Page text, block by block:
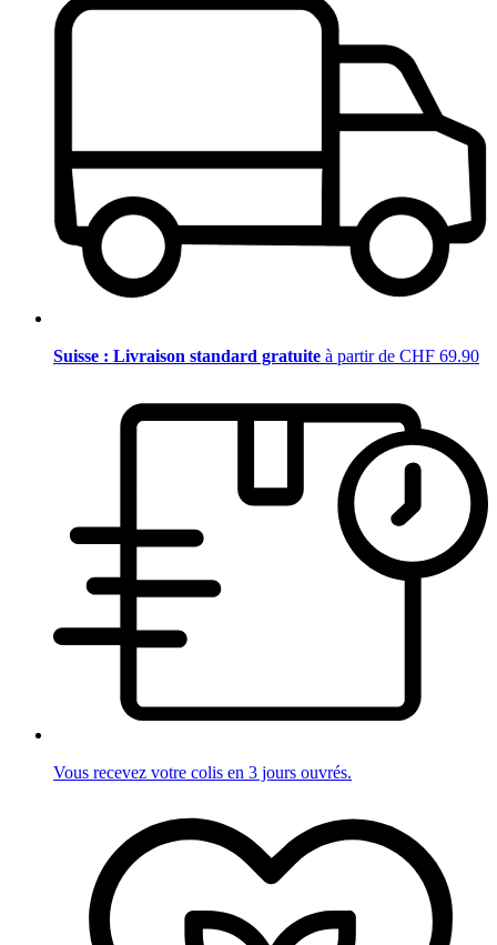
Suisse : Livraison standard gratuite à partir de CHF 69.90
Vous recevez votre colis en 3 jours ouvrés.